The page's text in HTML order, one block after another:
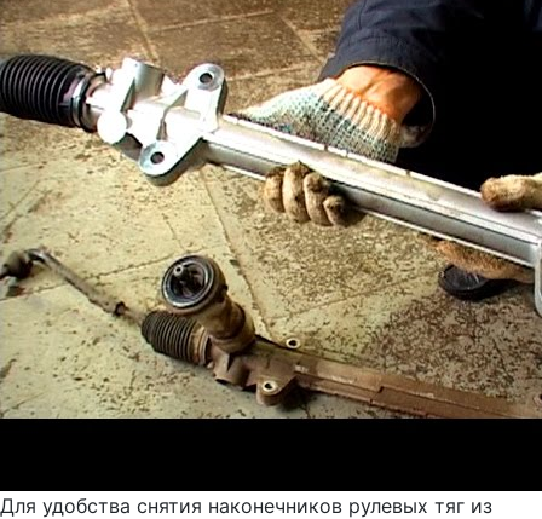
Для удобства снятия наконечников рулевых тяг из